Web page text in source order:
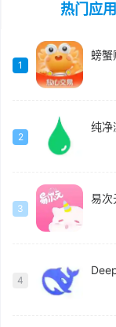
热门应用
1
螃
2
纯净
3
易次
4